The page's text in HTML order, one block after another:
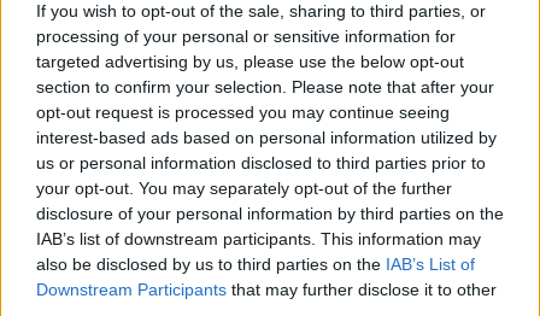
If you wish to opt-out of the sale, sharing to third parties, or
processing of your personal or sensitive information for
targeted advertising by us, please use the below opt-out
section to confirm your selection. Please note that after your
opt-out request is processed you may continue seeing
interest-based ads based on personal information utilized by
us or personal information disclosed to third parties prior to
your opt-out. You may separately opt-out of the further
disclosure of your personal information by third parties on the
IAB’s list of downstream participants. This information may
also be disclosed by us to third parties on the IAB’s List of
Downstream Participants that may further disclose it to other
Ιωάννα Τούνη: Αυτός είναι ο εξωτικός
προορισμός που επέλεξε για τα φετινά γενέθλιά